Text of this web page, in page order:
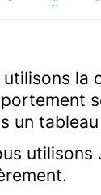
la
un